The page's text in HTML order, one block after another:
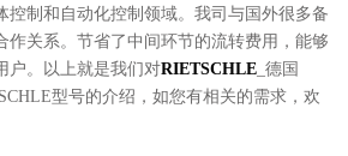
控制和自动化控制领域。我司与国外很多备
作关系。节省了中间环节的流转费用，能够
户。以上就是我们对RIETSCHLE_德国
型号的介绍，如您有相关的需求，欢